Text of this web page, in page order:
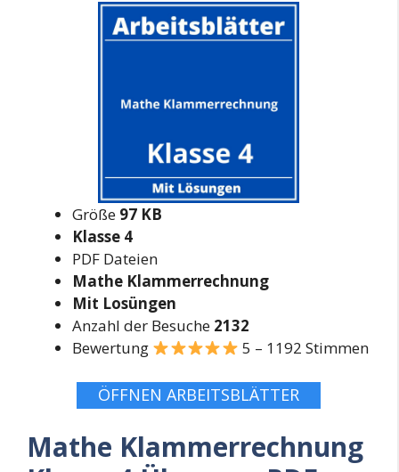
Größe 97 KB
Klasse 4
PDF Dateien
Mathe Klammerrechnung
Mit Losüngen
Anzahl der Besuche 2132
Bewertung
5 – 1192 Stimmen
ÖFFNEN ARBEITSBLÄTTER
Mathe Klammerrechnung